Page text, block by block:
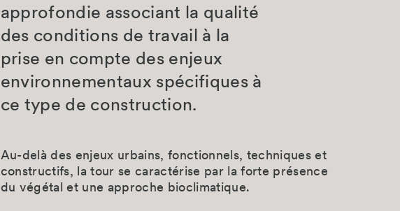
approfondie associant la qualité
des conditions de travail à la
prise en compte des enjeux
environnementaux spécifiques à
ce type de construction.
Au-delà des enjeux urbains, fonctionnels, techniques et
constructifs, la tour se caractérise par la forte présence
du végétal et une approche bioclimatique.